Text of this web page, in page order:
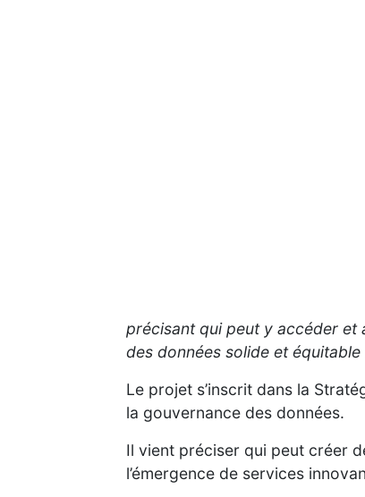
précisant qui peut y accéder et
des données solide et
Le projet s’inscrit dans la
la gouvernance des données.
Il vient préciser qui peut créer
l’émergence de services